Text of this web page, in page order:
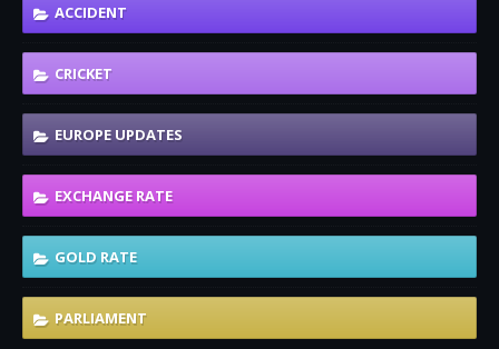
ACCIDENT
CRICKET
EUROPE UPDATES
EXCHANGE RATE
GOLD RATE
PARLIAMENT